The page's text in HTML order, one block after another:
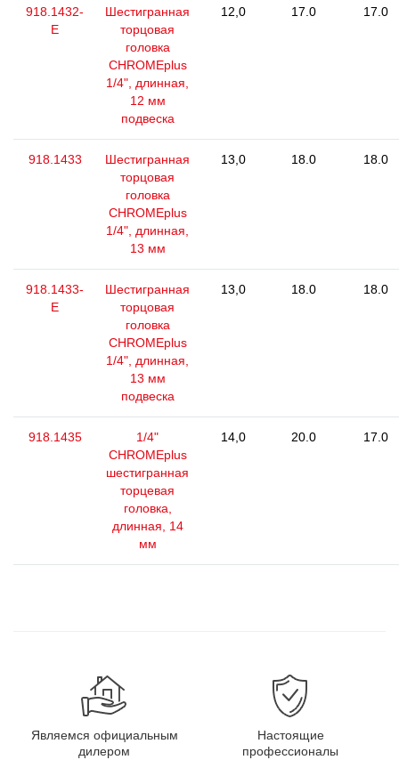
918.1432-
E
Шестигранная
торцовая
головка
CHROMEplus
1/4", длинная,
12 мм
подвеска
12,0 17.0 17.0
918.1433
Шестигранная
торцовая
головка
CHROMEplus
1/4", длинная,
13 мм
13,0 18.0 18.0
918.1433-
E
Шестигранная
торцовая
головка
CHROMEplus
1/4", длинная,
13 мм
подвеска
13,0 18.0 18.0
918.1435
1/4"
CHROMEplus
шестигранная
торцевая
головка,
длинная, 14
мм
14,0 20.0 17.0
Являемся официальным
дилером
Настоящие
профессионалы